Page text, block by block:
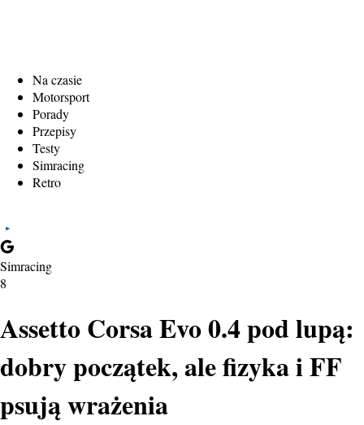
Na czasie
Motorsport
Porady
Przepisy
Testy
Simracing
Retro
Simracing
8
Assetto Corsa Evo 0.4 pod lupą:
dobry początek, ale fizyka i FF
psują wrażenia